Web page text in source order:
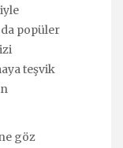
popüler
teşvik
göz